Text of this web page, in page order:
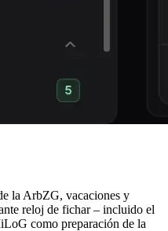
la ArbZG, vacaciones y
reloj de fichar – incluido el
como preparación de la